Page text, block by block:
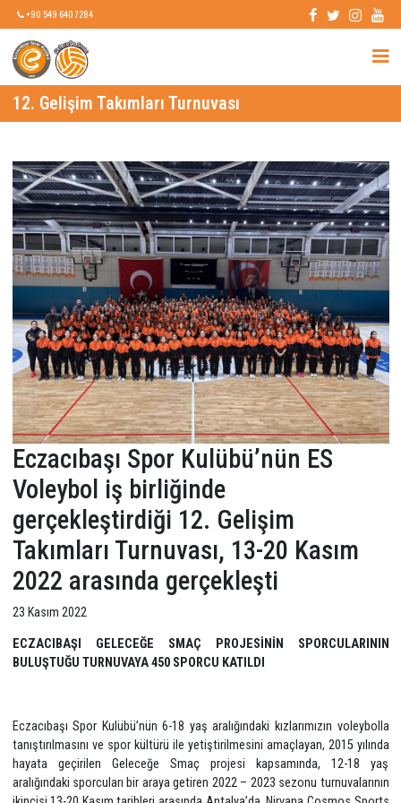
+90 549 640 7284
12. Gelişim Takımları Turnuvası
Eczacıbaşı Spor Kulübü’nün ES
Voleybol iş birliğinde
gerçekleştirdiği 12. Gelişim
Takımları Turnuvası, 13-20 Kasım
2022 arasında gerçekleşti
BULUŞTUĞU TURNUVAYA 450 SPORCU KATILDI